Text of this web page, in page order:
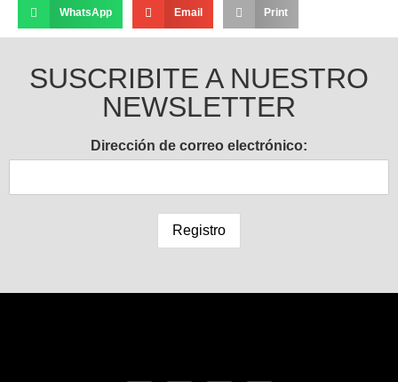
WhatsApp Email Print
SUSCRIBITE A NUESTRO
NEWSLETTER
Dirección de correo electrónico: